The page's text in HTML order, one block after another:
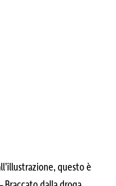
questo è